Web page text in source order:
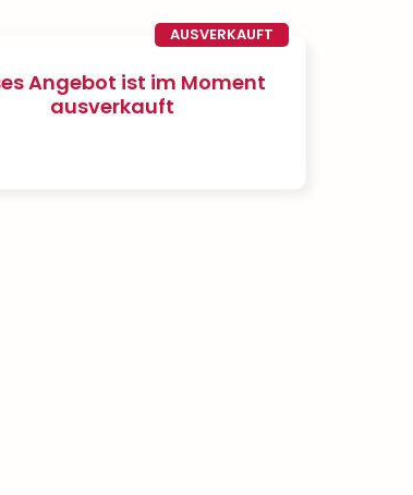
AUSVERKAUFT
Angebot ist im Moment
ausverkauft